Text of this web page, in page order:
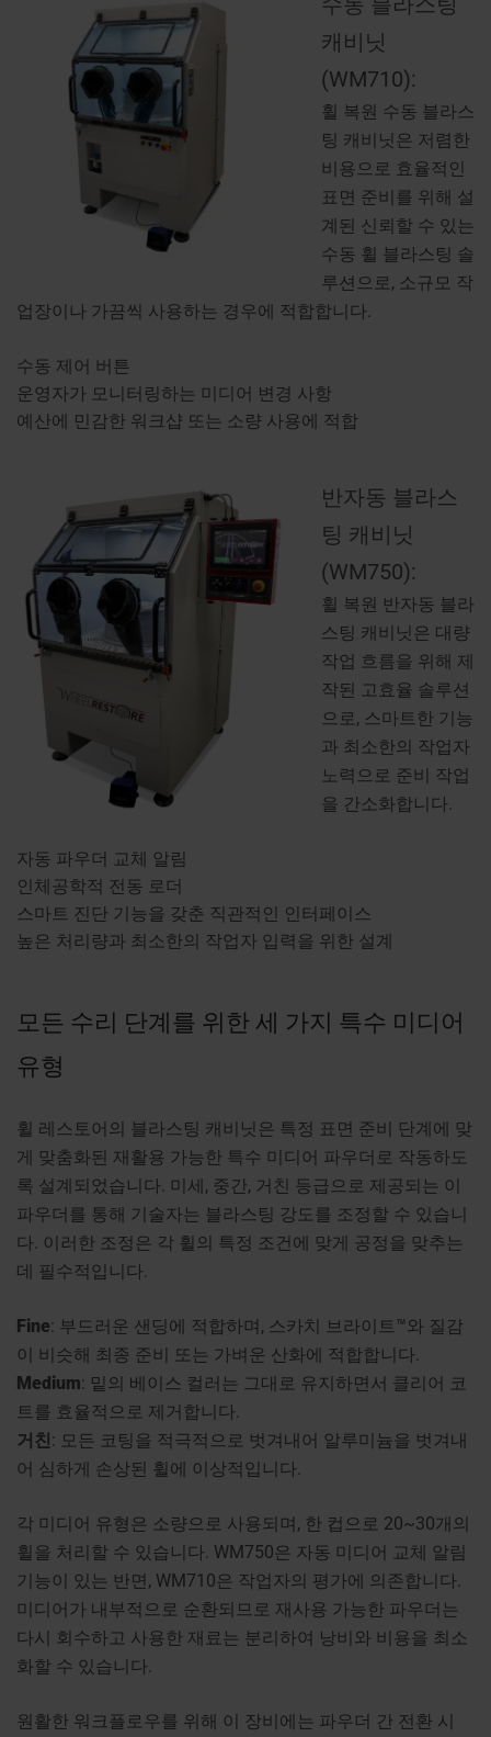
캐비닛
(WM710):
휠 복원 수동 블라스
팅 캐비닛은 저렴한
비용으로 효율적인
표면 준비를 위해 설
계된 신뢰할 수 있는
수동 휠 블라스팅 솔
루션으로, 소규모 작
업장이나 가끔씩 사용하는 경우에 적합합니다.
수동 제어 버튼
운영자가 모니터링하는 미디어 변경 사항
예산에 민감한 워크샵 또는 소량 사용에 적합
반자동 블라스
팅 캐비닛
(WM750):
휠 복원 반자동 블라
스팅 캐비닛은 대량
작업 흐름을 위해 제
작된 고효율 솔루션
으로, 스마트한 기능
과 최소한의 작업자
노력으로 준비 작업
을 간소화합니다.
자동 파우더 교체 알림
인체공학적 전동 로더
스마트 진단 기능을 갖춘 직관적인 인터페이스
높은 처리량과 최소한의 작업자 입력을 위한 설계
모든 수리 단계를 위한 세 가지 특수 미디어
유형
휠 레스토어의 블라스팅 캐비닛은 특정 표면 준비 단계에 맞
게 맞춤화된 재활용 가능한 특수 미디어 파우더로 작동하도
록 설계되었습니다. 미세, 중간, 거친 등급으로 제공되는 이
파우더를 통해 기술자는 블라스팅 강도를 조정할 수 있습니
다. 이러한 조정은 각 휠의 특정 조건에 맞게 공정을 맞추는
데 필수적입니다.
Fine: 부드러운 샌딩에 적합하며, 스카치 브라이트™와 질감
이 비슷해 최종 준비 또는 가벼운 산화에 적합합니다.
Medium: 밑의 베이스 컬러는 그대로 유지하면서 클리어 코
트를 효율적으로 제거합니다.
거친: 모든 코팅을 적극적으로 벗겨내어 알루미늄을 벗겨내
어 심하게 손상된 휠에 이상적입니다.
각 미디어 유형은 소량으로 사용되며, 한 컵으로 20~30개의
휠을 처리할 수 있습니다. WM750은 자동 미디어 교체 알림
기능이 있는 반면, WM710은 작업자의 평가에 의존합니다.
미디어가 내부적으로 순환되므로 재사용 가능한 파우더는
다시 회수하고 사용한 재료는 분리하여 낭비와 비용을 최소
화할 수 있습니다.
원활한 워크플로우를 위해 이 장비에는 파우더 간 전환 시